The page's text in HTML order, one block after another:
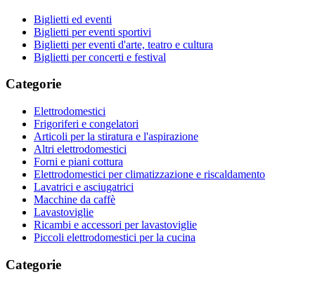
Biglietti ed eventi
Biglietti per eventi sportivi
Biglietti per eventi d'arte, teatro e cultura
Biglietti per concerti e festival
Categorie
Elettrodomestici
Frigoriferi e congelatori
Articoli per la stiratura e l'aspirazione
Altri elettrodomestici
Forni e piani cottura
Elettrodomestici per climatizzazione e riscaldamento
Lavatrici e asciugatrici
Macchine da caffè
Lavastoviglie
Ricambi e accessori per lavastoviglie
Piccoli elettrodomestici per la cucina
Categorie